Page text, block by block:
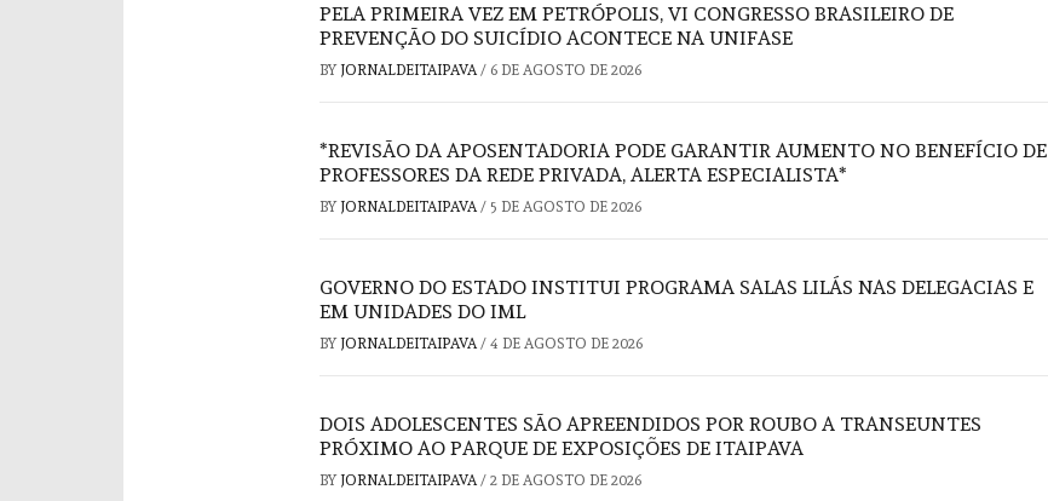
PELA PRIMEIRA VEZ EM PETRÓPOLIS, VI CONGRESSO BRASILEIRO DE
PREVENÇÃO DO SUICÍDIO ACONTECE NA UNIFASE
BY JORNALDEITAIPAVA/ 6 DE AGOSTO DE 2026
*REVISÃO DA APOSENTADORIA PODE GARANTIR AUMENTO NO BENEFÍCIO DE
PROFESSORES DA REDE PRIVADA, ALERTA ESPECIALISTA*
BY JORNALDEITAIPAVA/ 5 DE AGOSTO DE 2026
GOVERNO DO ESTADO INSTITUI PROGRAMA SALAS LILÁS NAS DELEGACIAS E
EM UNIDADES DO IML
BY JORNALDEITAIPAVA/ 4 DE AGOSTO DE 2026
DOIS ADOLESCENTES SÃO APREENDIDOS POR ROUBO A TRANSEUNTES
PRÓXIMO AO PARQUE DE EXPOSIÇÕES DE ITAIPAVA
BY JORNALDEITAIPAVA/ 2 DE AGOSTO DE 2026